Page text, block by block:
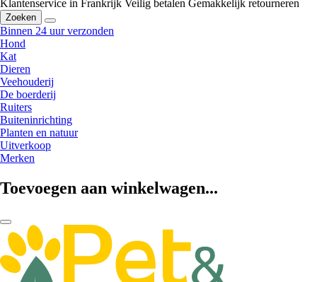
Klantenservice in Frankrijk Veilig betalen Gemakkelijk retourneren
Zoeken
Binnen 24 uur verzonden
Hond
Kat
Dieren
Veehouderij
De boerderij
Ruiters
Buiteninrichting
Planten en natuur
Uitverkoop
Merken
Toevoegen aan winkelwagen...